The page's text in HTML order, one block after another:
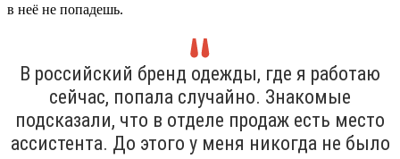
в неё не попадешь.
В российский бренд одежды, где я работаю
сейчас, попала случайно. Знакомые
подсказали, что в отделе продаж есть место
ассистента. До этого у меня никогда не было